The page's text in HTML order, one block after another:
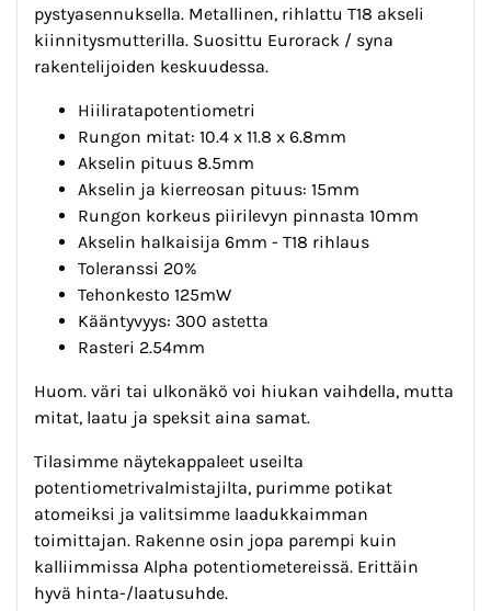
pystyasennuksella. Metallinen, rihlattu T18 akseli
kiinnitysmutterilla. Suosittu Eurorack / syna
rakentelijoiden keskuudessa.
Hiiliratapotentiometri
Rungon mitat: 10.4 x 11.8 x 6.8mm
Akselin pituus 8.5mm
Akselin ja kierreosan pituus: 15mm
Rungon korkeus piirilevyn pinnasta 10mm
Akselin halkaisija 6mm - T18 rihlaus
Toleranssi 20%
Tehonkesto 125mW
Kääntyvyys: 300 astetta
Rasteri 2.54mm
Huom. väri tai ulkonäkö voi hiukan vaihdella, mutta
mitat, laatu ja speksit aina samat.
Tilasimme näytekappaleet useilta
potentiometrivalmistajilta, purimme potikat
atomeiksi ja valitsimme laadukkaimman
toimittajan. Rakenne osin jopa parempi kuin
kalliimmissa Alpha potentiometereissä. Erittäin
hyvä hinta-/laatusuhde.